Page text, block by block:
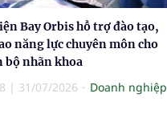
Bay Orbis hỗ trợ đào tạo,
năng lực chuyên môn cho
bộ nhãn khoa
| 31/07/2026 Doanh nghiệp